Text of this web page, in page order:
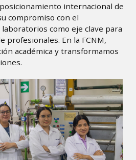
internacional de
compromiso con el
como eje clave para
profesionales. En la FCNM,
académica y transformamos